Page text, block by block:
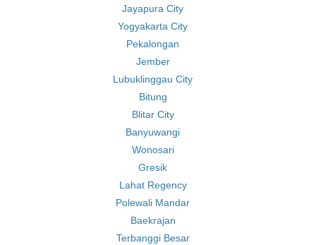
Jayapura City
Yogyakarta City
Pekalongan
Jember
Lubuklinggau City
Bitung
Blitar City
Banyuwangi
Wonosari
Gresik
Lahat Regency
Polewali Mandar
Baekrajan
Terbanggi Besar